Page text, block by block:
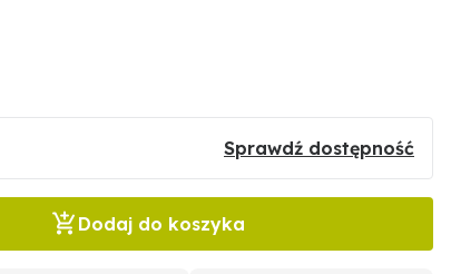
Sprawdź dostępność
Dodaj do koszyka